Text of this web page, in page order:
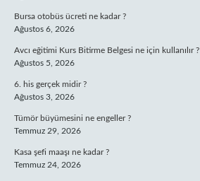
Bursa otobüs ücreti ne kadar ?
Ağustos 6, 2026
Avcı eğitimi Kurs Bitirme Belgesi ne için kullanılır ?
Ağustos 5, 2026
6. his gerçek midir ?
Ağustos 3, 2026
Tümör büyümesini ne engeller ?
Temmuz 29, 2026
Kasa şefi maaşı ne kadar ?
Temmuz 24, 2026